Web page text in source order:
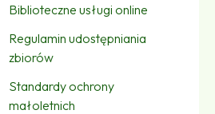
Biblioteczne usługi online
Regulamin udostępniania
zbiorów
Standardy ochrony
małoletnich